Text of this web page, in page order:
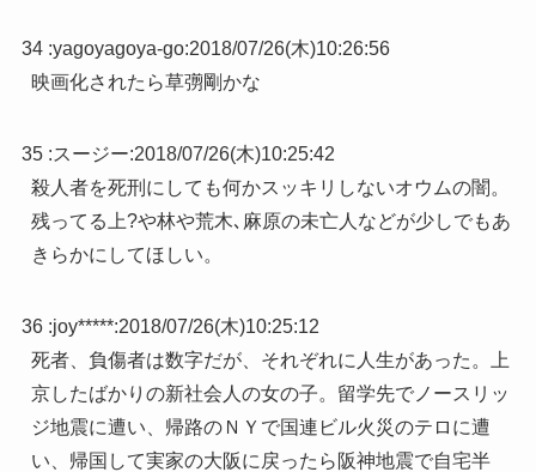
34 :yagoyagoya-go:2018/07/26(木)10:26:56
映画化されたら草彅剛かな
35 :スージー:2018/07/26(木)10:25:42
殺人者を死刑にしても何かスッキリしないオウムの闇。
残ってる上?や林や荒木､麻原の未亡人などが少しでもあ
きらかにしてほしい。
36 :joy*****:2018/07/26(木)10:25:12
死者、負傷者は数字だが、それぞれに人生があった。上
京したばかりの新社会人の女の子。留学先でノースリッ
ジ地震に遭い、帰路のＮＹで国連ビル火災のテロに遭
い、帰国して実家の大阪に戻ったら阪神地震で自宅半